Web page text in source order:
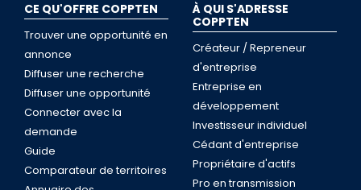
CE QU'OFFRE COPPTEN
Trouver une opportunité en
annonce
Diffuser une recherche
Diffuser une opportunité
Connecter avec la
demande
Guide
Comparateur de territoires
À QUI S'ADRESSE
COPPTEN
Créateur / Repreneur
d'entreprise
Entreprise en
développement
Investisseur individuel
Cédant d'entreprise
Propriétaire d'actifs
Pro en transmission